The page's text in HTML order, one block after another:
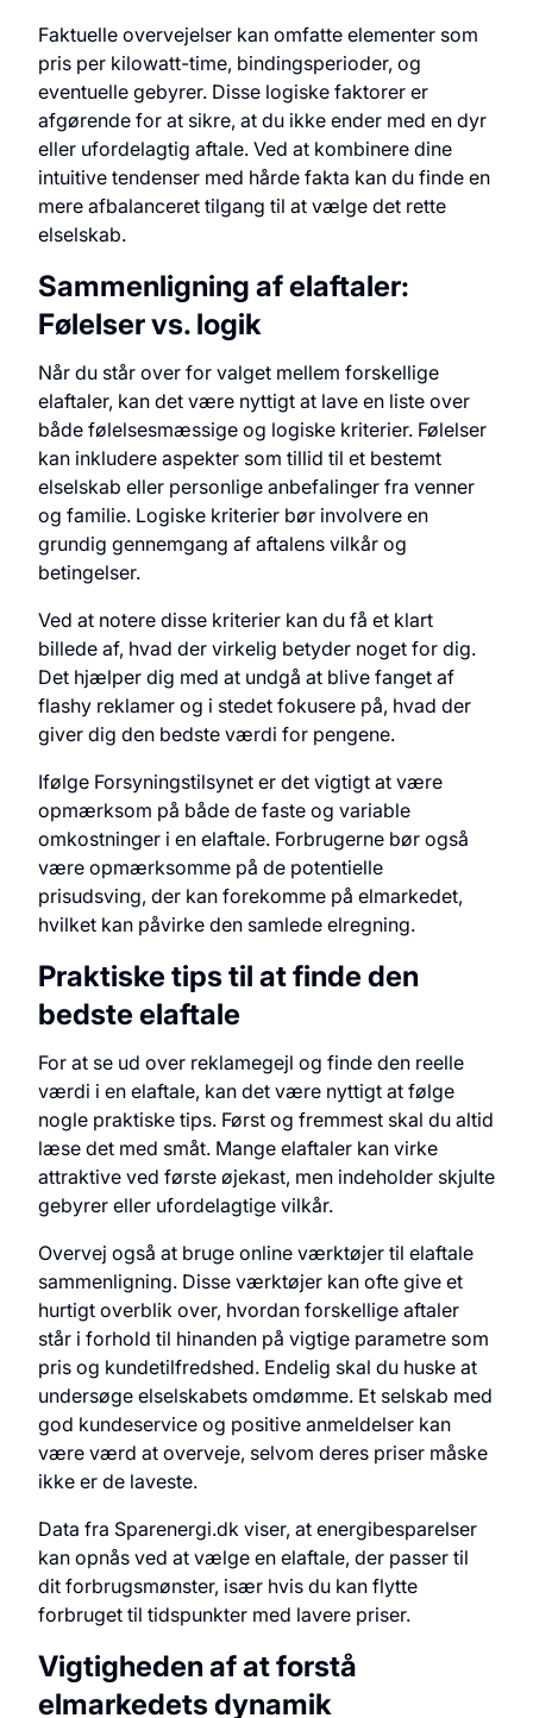
Faktuelle overvejelser kan omfatte elementer som
pris per kilowatt-time, bindingsperioder, og
eventuelle gebyrer. Disse logiske faktorer er
afgørende for at sikre, at du ikke ender med en dyr
eller ufordelagtig aftale. Ved at kombinere dine
intuitive tendenser med hårde fakta kan du finde en
mere afbalanceret tilgang til at vælge det rette
elselskab.
Sammenligning af elaftaler:
Følelser vs. logik
Når du står over for valget mellem forskellige
elaftaler, kan det være nyttigt at lave en liste over
både følelsesmæssige og logiske kriterier. Følelser
kan inkludere aspekter som tillid til et bestemt
elselskab eller personlige anbefalinger fra venner
og familie. Logiske kriterier bør involvere en
grundig gennemgang af aftalens vilkår og
betingelser.
Ved at notere disse kriterier kan du få et klart
billede af, hvad der virkelig betyder noget for dig.
Det hjælper dig med at undgå at blive fanget af
flashy reklamer og i stedet fokusere på, hvad der
giver dig den bedste værdi for pengene.
Ifølge Forsyningstilsynet er det vigtigt at være
opmærksom på både de faste og variable
omkostninger i en elaftale. Forbrugerne bør også
være opmærksomme på de potentielle
prisudsving, der kan forekomme på elmarkedet,
hvilket kan påvirke den samlede elregning.
Praktiske tips til at finde den
bedste elaftale
For at se ud over reklamegejl og finde den reelle
værdi i en elaftale, kan det være nyttigt at følge
nogle praktiske tips. Først og fremmest skal du altid
læse det med småt. Mange elaftaler kan virke
attraktive ved første øjekast, men indeholder skjulte
gebyrer eller ufordelagtige vilkår.
Overvej også at bruge online værktøjer til elaftale
sammenligning. Disse værktøjer kan ofte give et
hurtigt overblik over, hvordan forskellige aftaler
står i forhold til hinanden på vigtige parametre som
pris og kundetilfredshed. Endelig skal du huske at
undersøge elselskabets omdømme. Et selskab med
god kundeservice og positive anmeldelser kan
være værd at overveje, selvom deres priser måske
ikke er de laveste.
Data fra Sparenergi.dk viser, at energibesparelser
kan opnås ved at vælge en elaftale, der passer til
dit forbrugsmønster, især hvis du kan flytte
forbruget til tidspunkter med lavere priser.
Vigtigheden af at forstå
elmarkedets dynamik